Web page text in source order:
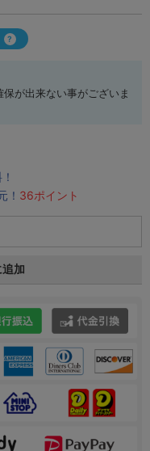
が出来ない事がございま
！ 36ポイント
加